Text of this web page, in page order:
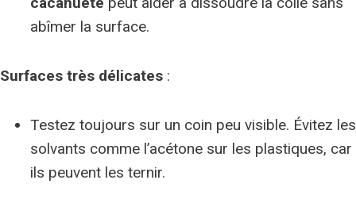
abîmer la surface.
Surfaces très délicates :
Testez toujours sur un coin peu visible. Évitez les
solvants comme l’acétone sur les plastiques, car
ils peuvent les ternir.